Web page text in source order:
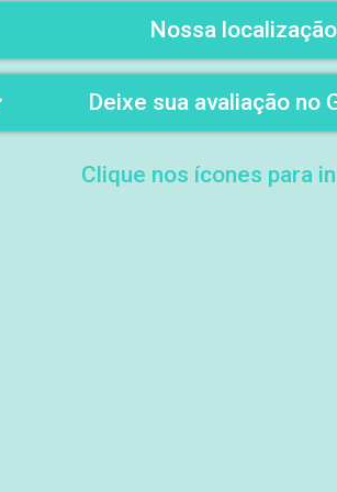
Nossa localização
Deixe sua avaliação no
Clique nos ícones para